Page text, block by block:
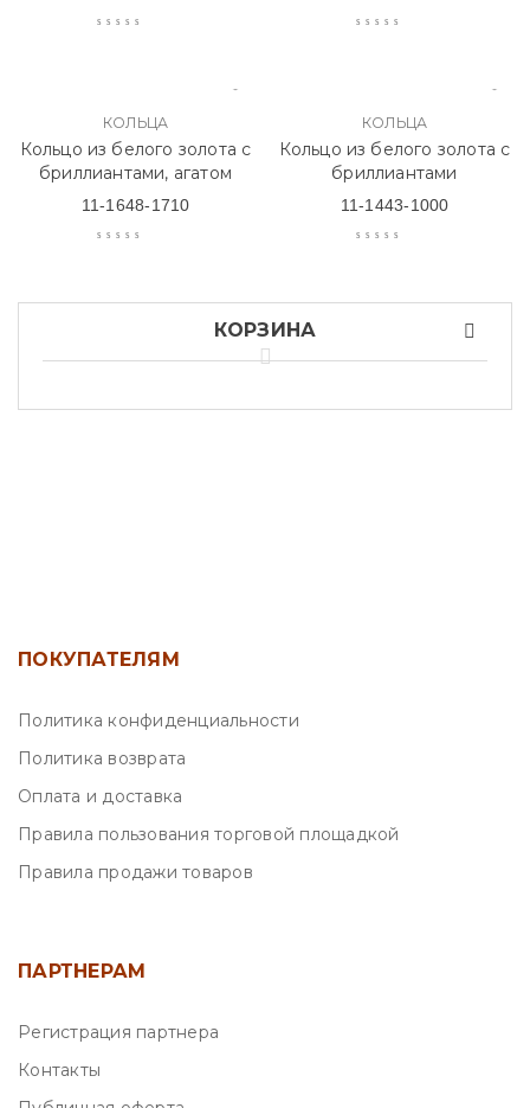
КОЛЬЦА
Кольцо из белого золота с
бриллиантами, агатом
11-1648-1710
КОЛЬЦА
Кольцо из белого золота с
бриллиантами
11-1443-1000
КОРЗИНА
ПОКУПАТЕЛЯМ
Политика конфиденциальности
Политика возврата
Оплата и доставка
Правила пользования торговой площадкой
Правила продажи товаров
ПАРТНЕРАМ
Регистрация партнера
Контакты